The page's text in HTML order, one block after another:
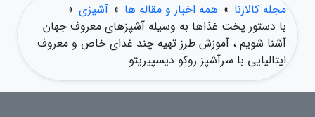
مجله کالارنا » همه اخبار و مقاله ها » آشپزی »
با دستور پخت غذاها به وسیله آشپزهای معروف جهان
آشنا شویم ، آموزش طرز تهیه چند غذای خاص و معروف
ایتالیایی با سرآشپز روکو دیسپیریتو